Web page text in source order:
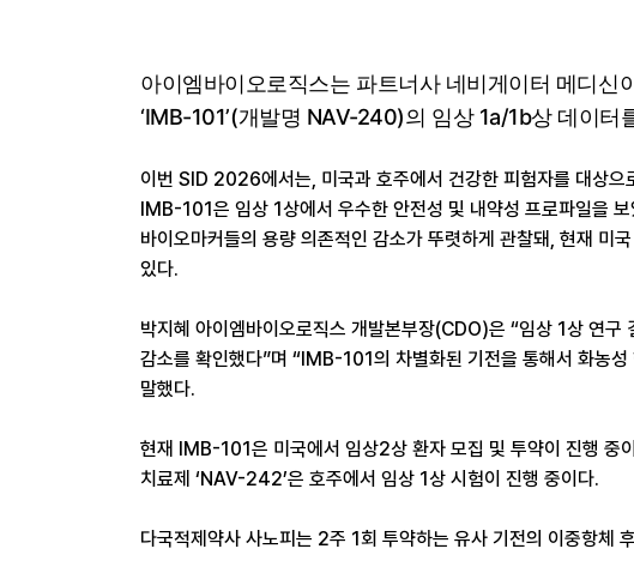
아이엠바이오로직스는 파트너사 네비게이터 메디
‘IMB-101’(개발명 NAV-240)의 임상 1a/1b상 데이터
이번 SID 2026에서는, 미국과 호주에서 건강한 피험자를 대상
IMB-101은 임상 1상에서 우수한 안전성 및 내약성 프로파일을
바이오마커들의 용량 의존적인 감소가 뚜렷하게 관찰돼, 현재 미
있다.
박지혜 아이엠바이오로직스 개발본부장(CDO)은 “임상 1상 연
감소를 확인했다”며 “IMB-101의 차별화된 기전을 통해서 화농
말했다.
현재 IMB-101은 미국에서 임상2상 환자 모집 및 투약이 진행 중
치료제 ‘NAV-242’은 호주에서 임상 1상 시험이 진행 중이다.
다국적제약사 사노피는 2주 1회 투약하는 유사 기전의 이중항체